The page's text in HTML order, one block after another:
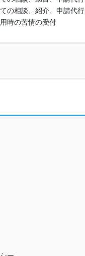
の相談、紹介、申請代行
時の苦情の受付